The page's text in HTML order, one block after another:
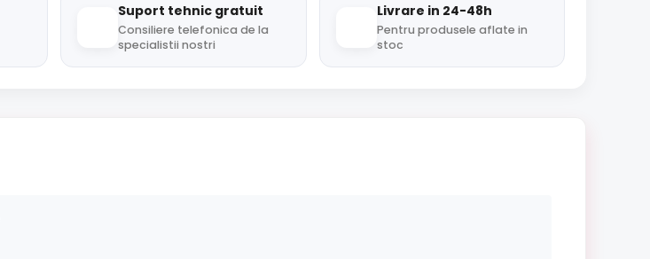
Suport tehnic gratuit
Consiliere telefonica de la
specialistii nostri
Livrare in 24-48h
Pentru produsele aflate in
stoc